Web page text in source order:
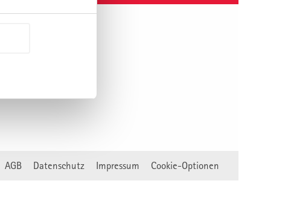
AGB Datenschutz Impressum Cookie-Optionen